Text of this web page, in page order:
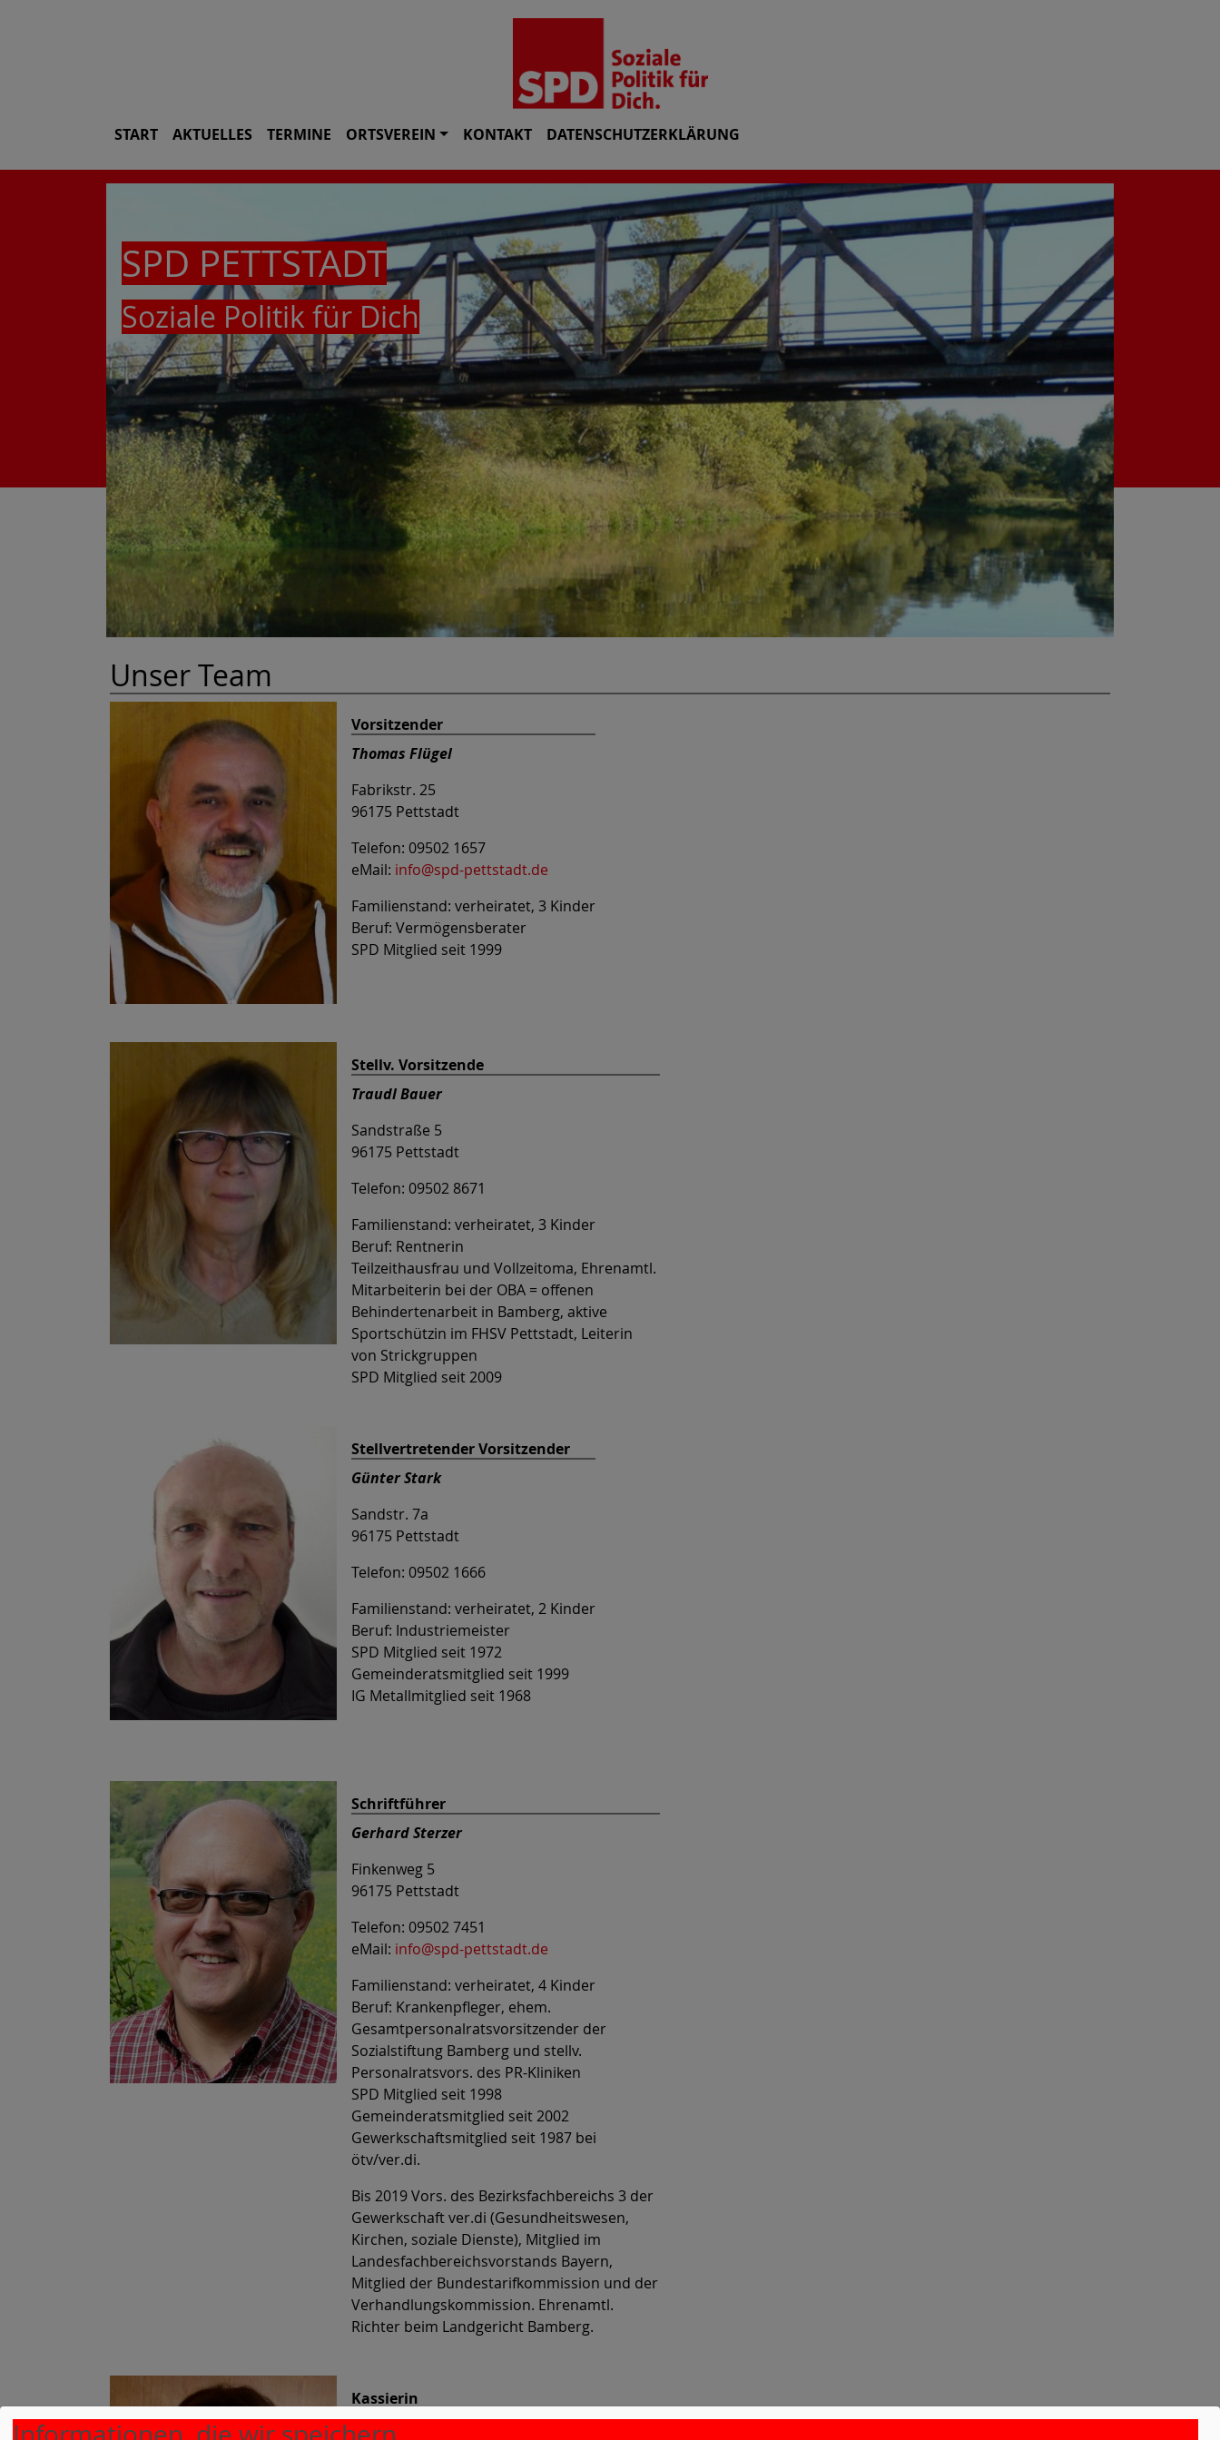
START AKTUELLES TERMINE ORTSVEREIN KONTAKT DATENSCHUTZERKLÄRUNG
SPD PETTSTADT
Soziale Politik für Dich
Unser Team
Vorsitzender
Thomas Flügel
Fabrikstr. 25
96175 Pettstadt
Telefon: 09502 1657
eMail: info@spd-pettstadt.de
Familienstand: verheiratet, 3 Kinder
Beruf: Vermögensberater
SPD Mitglied seit 1999
Stellv. Vorsitzende
Traudl Bauer
Sandstraße 5
96175 Pettstadt
Telefon: 09502 8671
Familienstand: verheiratet, 3 Kinder
Beruf: Rentnerin
Teilzeithausfrau und Vollzeitoma, Ehrenamtl.
Mitarbeiterin bei der OBA = offenen
Behindertenarbeit in Bamberg, aktive
Sportschützin im FHSV Pettstadt, Leiterin
von Strickgruppen
SPD Mitglied seit 2009
Stellvertretender Vorsitzender
Günter Stark
Sandstr. 7a
96175 Pettstadt
Telefon: 09502 1666
Familienstand: verheiratet, 2 Kinder
Beruf: Industriemeister
SPD Mitglied seit 1972
Gemeinderatsmitglied seit 1999
IG Metallmitglied seit 1968
Schriftführer
Gerhard Sterzer
Finkenweg 5
96175 Pettstadt
Telefon: 09502 7451
eMail: info@spd-pettstadt.de
Familienstand: verheiratet, 4 Kinder
Beruf: Krankenpfleger, ehem.
Gesamtpersonalratsvorsitzender der
Sozialstiftung Bamberg und stellv.
Personalratsvors. des PR-Kliniken
SPD Mitglied seit 1998
Gemeinderatsmitglied seit 2002
Gewerkschaftsmitglied seit 1987 bei
ötv/ver.di.
Bis 2019 Vors. des Bezirksfachbereichs 3 der
Gewerkschaft ver.di (Gesundheitswesen,
Kirchen, soziale Dienste), Mitglied im
Landesfachbereichsvorstands Bayern,
Mitglied der Bundestarifkommission und der
Verhandlungskommission. Ehrenamtl.
Richter beim Landgericht Bamberg.
Kassierin
Ursula Flügel